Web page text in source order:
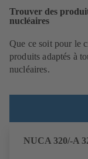
Trouver des
nucléaires
Que ce soit pour le
produits adaptés à
nucléaires.
NUCA 320/-A